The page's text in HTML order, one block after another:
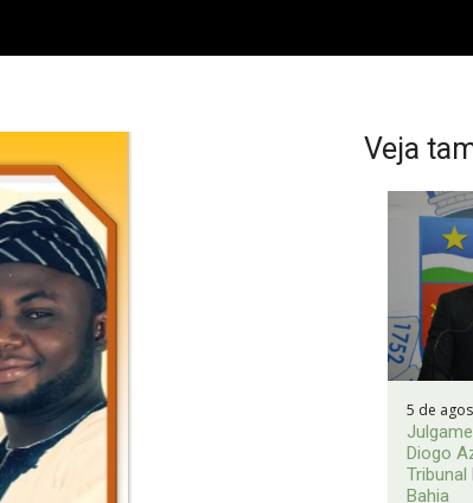
Veja
5 de
Diogo
Tribunal
Bahia